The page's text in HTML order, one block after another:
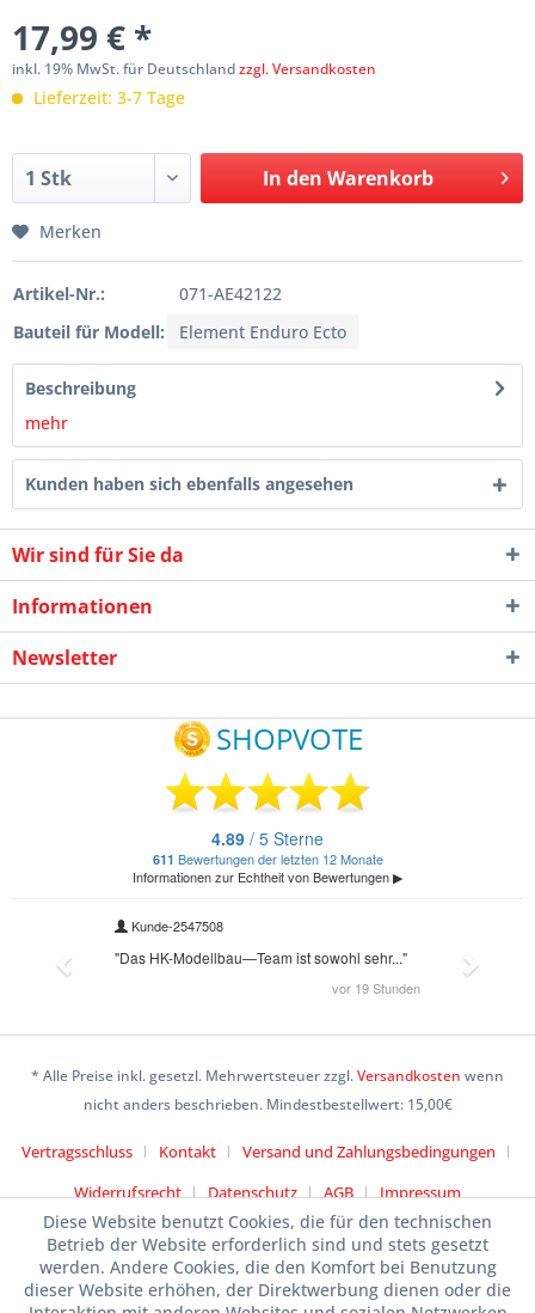
17,99 € *
inkl. 19% MwSt. für Deutschlandzzgl. Versandkosten
Lieferzeit: 3-7 Tage
In den Warenkorb
Merken
Artikel-Nr.:
071-AE42122
Bauteil für Modell:
Element Enduro Ecto
Beschreibung
mehr
Kunden haben sich ebenfalls angesehen
Wir sind für Sie da
Informationen
Newsletter
* Alle Preise inkl. gesetzl. Mehrwertsteuer zzgl.Versandkosten wenn
nicht anders beschrieben. Mindestbestellwert: 15,00€
Vertragsschluss Kontakt
Versand und Zahlungsbedingungen
Widerrufsrecht
Datenschutz AGB Impressum
Diese Website benutzt Cookies, die für den technischen
Betrieb der Website erforderlich sind und stets gesetzt
werden. Andere Cookies, die den Komfort bei Benutzung
dieser Website erhöhen, der Direktwerbung dienen oder die